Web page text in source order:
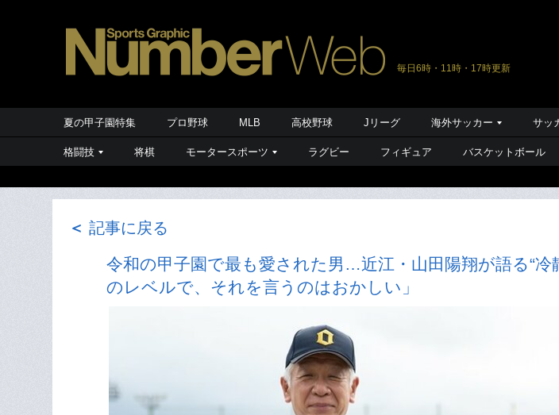
毎日6時・11時・17時更新
夏の甲子園特集 プロ野球 MLB 高校野球 Jリーグ 海外サッカー サッ
格闘技 将棋 モータースポーツ ラグビー フィギュア バスケットボール
＜ 記事に戻る
令和の甲子園で最も愛された男…近江・山田陽翔が語る“冷
のレベルで、それを言うのはおかしい」